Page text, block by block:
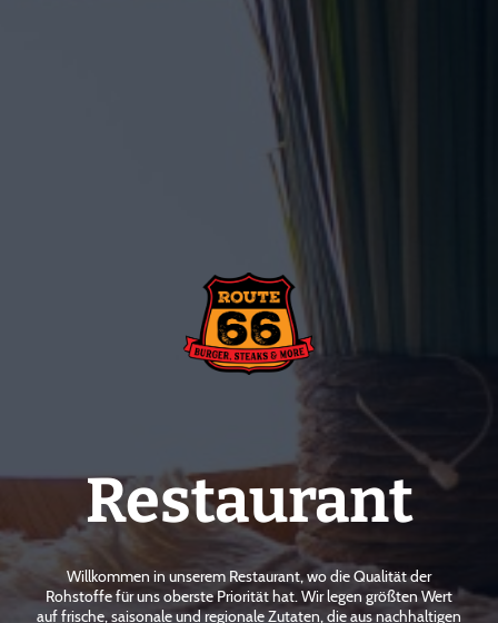
Restaurant
Willkommen in unserem Restaurant, wo die Qualität der
Rohstoffe für uns oberste Priorität hat. Wir legen größten Wert
auf frische, saisonale und regionale Zutaten, die aus nachhaltigen